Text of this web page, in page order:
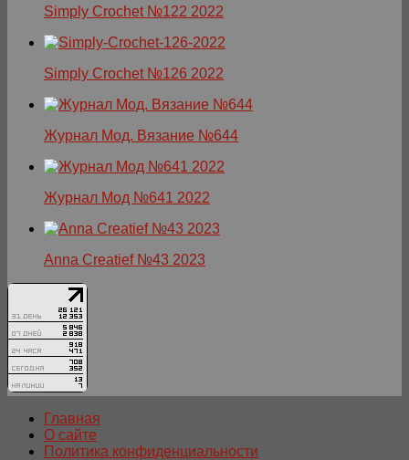
Simply Crochet №122 2022
Simply Crochet №126 2022
Журнал Мод. Вязание №644
Журнал Мод №641 2022
Anna Creatief №43 2023
Главная
О сайте
Политика конфиденциальности